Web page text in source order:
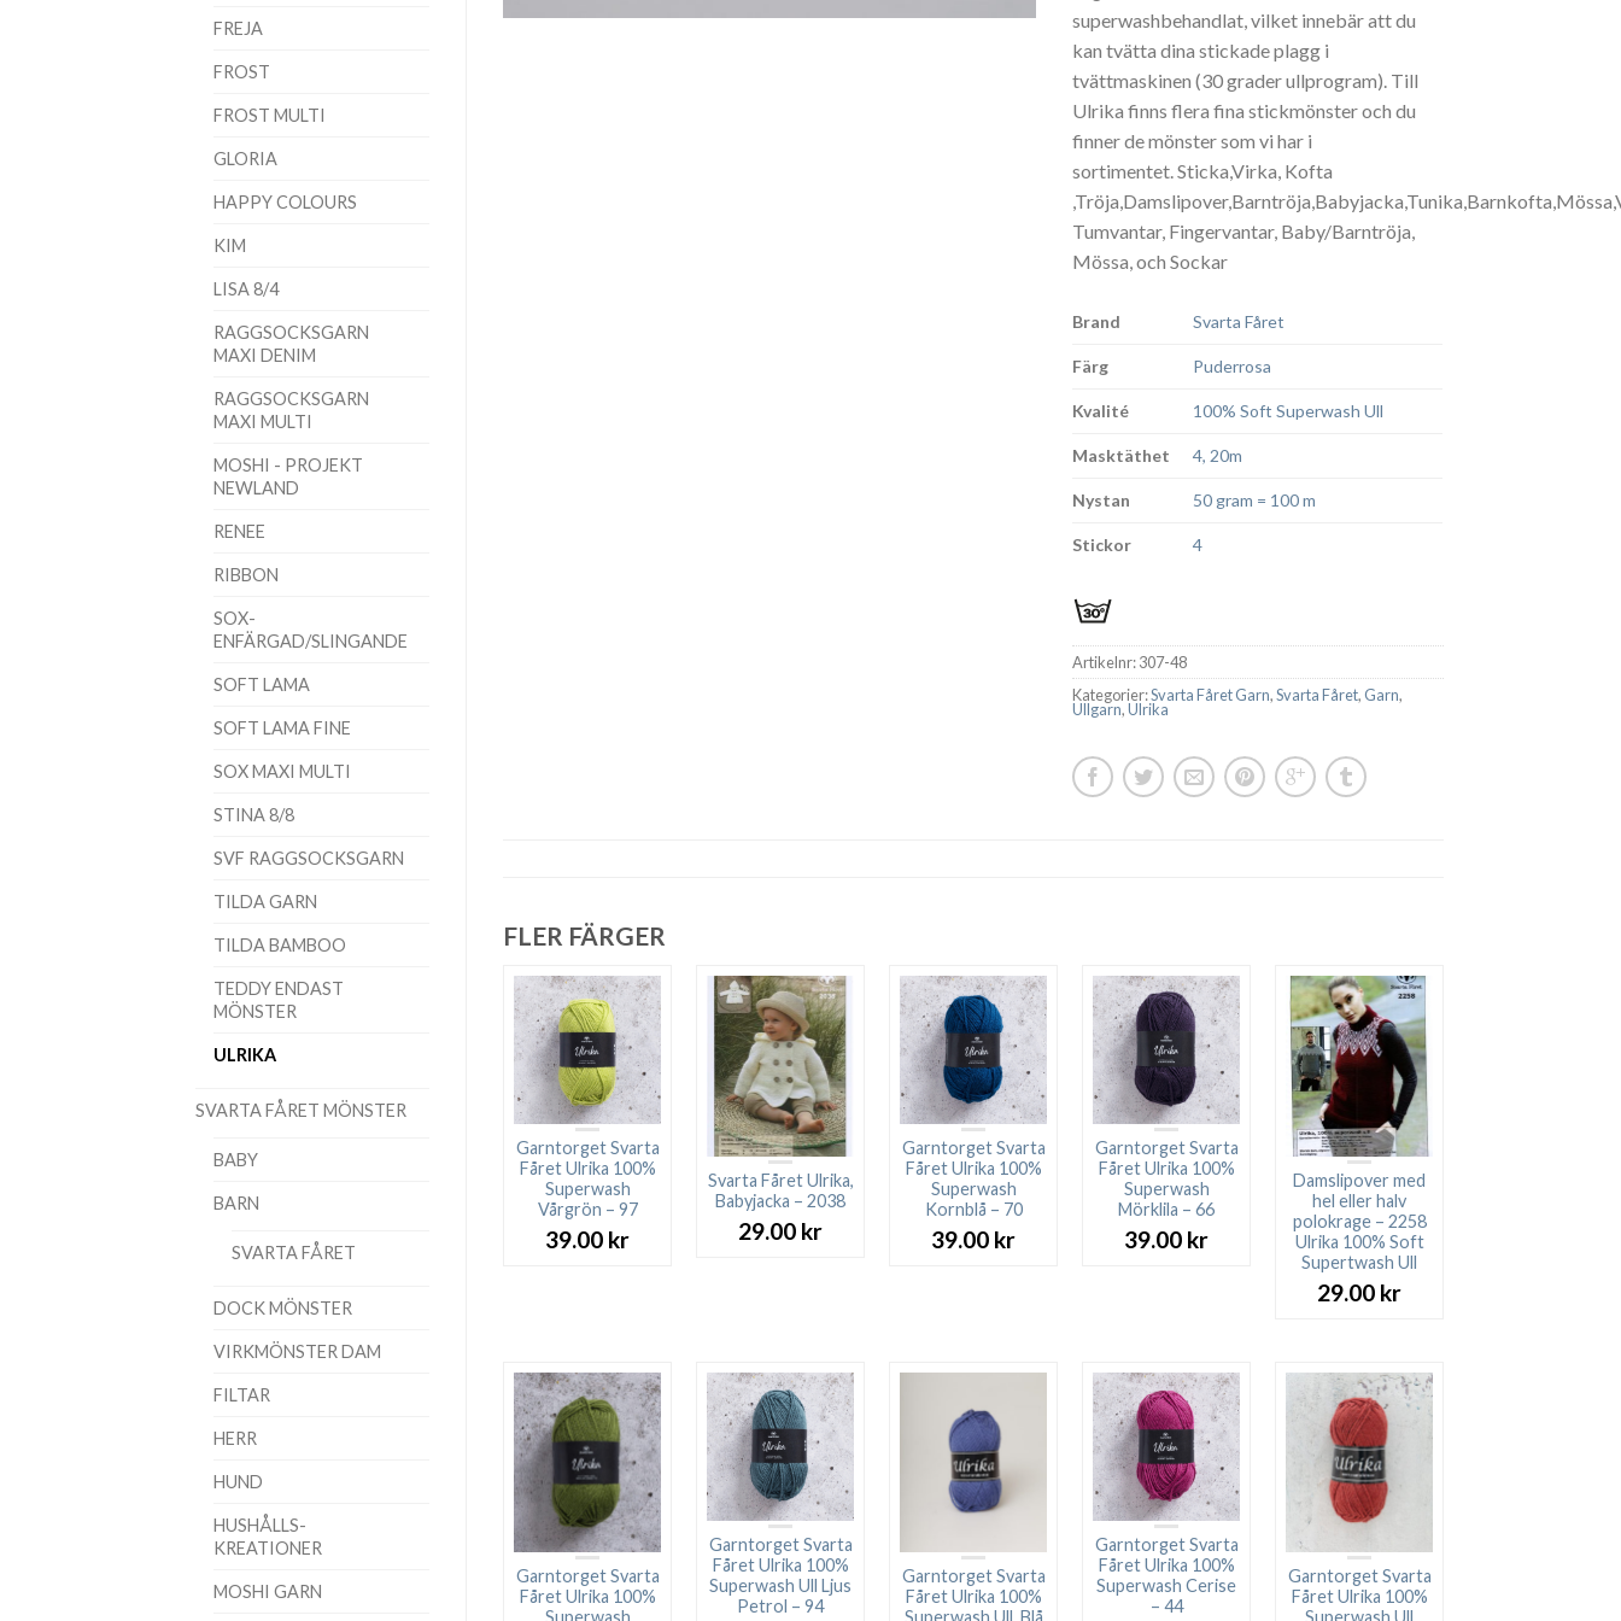
FREJA
FROST
FROST MULTI
GLORIA
HAPPY COLOURS
KIM
LISA 8/4
RAGGSOCKSGARN
MAXI DENIM
RAGGSOCKSGARN
MAXI MULTI
MOSHI - PROJEKT
NEWLAND
RENEE
RIBBON
SOX-
ENFÄRGAD/SLINGANDE
SOFT LAMA
SOFT LAMA FINE
SOX MAXI MULTI
STINA 8/8
SVF RAGGSOCKSGARN
TILDA GARN
TILDA BAMBOO
TEDDY ENDAST
MÖNSTER
ULRIKA
SVARTA FÅRET MÖNSTER
BABY
BARN
SVARTA FÅRET
DOCK MÖNSTER
VIRKMÖNSTER DAM
FILTAR
HERR
HUND
HUSHÅLLS-
KREATIONER
MOSHI GARN
superwashbehandlat, vilket innebär att du
kan tvätta dina stickade plagg i
tvättmaskinen (30 grader ullprogram). Till
Ulrika finns flera fina stickmönster och du
finner de mönster som vi har i
sortimentet. Sticka,Virka, Kofta
Tumvantar, Fingervantar, Baby/Barntröja,
Mössa, och Sockar
Brand Svarta Fåret
Färg Puderrosa
Kvalité 100% Soft Superwash Ull
Masktäthet 4, 20m
Nystan 50 gram = 100 m
Stickor 4
Artikelnr:307-48
Kategorier:Svarta Fåret Garn,Svarta Fåret, Garn,
Ullgarn,Ulrika
FLER FÄRGER
Garntorget Svarta
Fåret Ulrika 100%
Superwash
Vårgrön – 97
39.00 kr
Svarta Fåret Ulrika,
Babyjacka – 2038
29.00 kr
Garntorget Svarta
Fåret Ulrika 100%
Superwash
Kornblå – 70
39.00 kr
Garntorget Svarta
Fåret Ulrika 100%
Superwash
Mörklila – 66
39.00 kr
Damslipover med
hel eller halv
polokrage – 2258
Ulrika 100% Soft
Supertwash Ull
29.00 kr
Garntorget Svarta
Fåret Ulrika 100%
Garntorget Svarta
Fåret Ulrika 100%
Superwash Ull Ljus
Petrol – 94
Garntorget Svarta
Fåret Ulrika 100%
Garntorget Svarta
Fåret Ulrika 100%
Superwash Cerise
– 44
Garntorget Svarta
Fåret Ulrika 100%